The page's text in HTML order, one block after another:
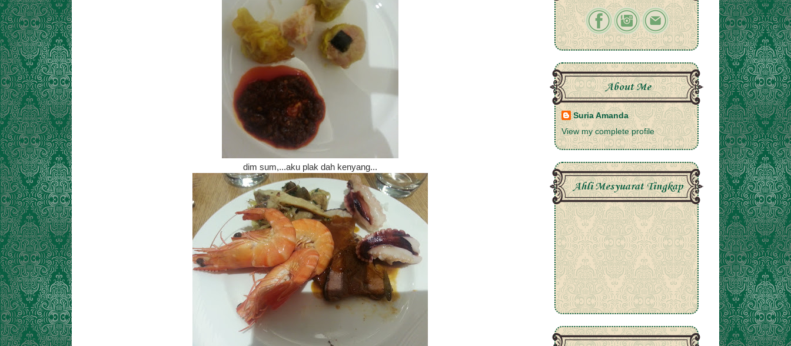
dim sum,...aku plak dah kenyang...
About Me
Suria Amanda
View my complete profile
Ahli Mesyuarat Tingkap